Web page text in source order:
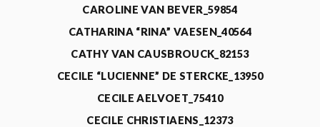
CAROLINE VAN BEVER_59854
CATHARINA “RINA” VAESEN_40564
CATHY VAN CAUSBROUCK_82153
CECILE “LUCIENNE” DE STERCKE_13950
CECILE AELVOET_75410
CECILE CHRISTIAENS_12373